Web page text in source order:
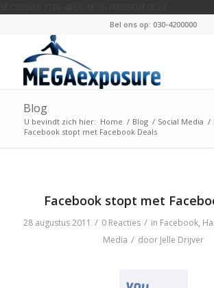
Bel ons op: 030-4200000
Blog
U bevindt zich hier: Home / Blog / Social Media /
Facebook stopt met Facebook Deals
Facebook stopt met
28 augustus 2011 / 0 Reacties / in Facebook,
Media / door Jelle Drijver